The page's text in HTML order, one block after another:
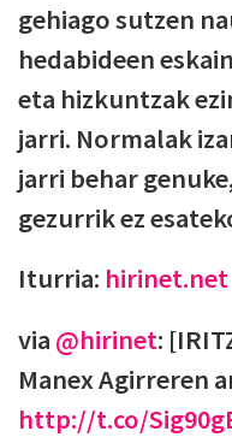
gehiago sutzen
hedabideen
eta hizkuntzak
jarri. Normalak
jarri behar
gezurrik ez
Iturria: hirinet.net
via @hirinet:
Manex Agirreren
http://t.co/